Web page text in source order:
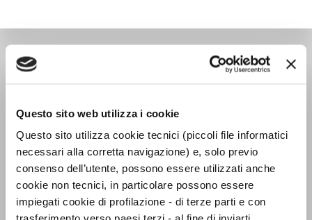
Questo sito web utilizza i cookie
Questo sito utilizza cookie tecnici (piccoli file informatici
necessari alla corretta navigazione) e, solo previo
consenso dell’utente, possono essere utilizzati anche
cookie non tecnici, in particolare possono essere
impiegati cookie di profilazione - di terze parti e con
TASCABILI SAGGISTICA